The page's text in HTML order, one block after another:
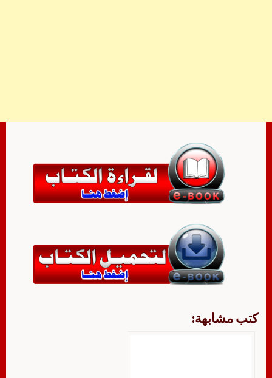
كتب مشابهة: